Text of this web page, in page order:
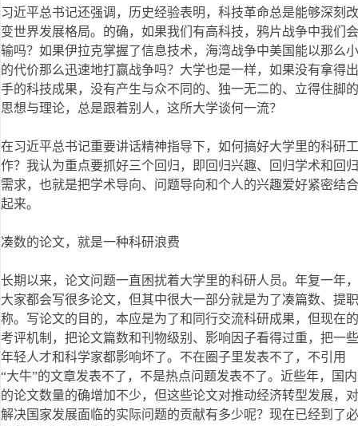
习近平总书记还强调，历史经验表明，科技革命总是能够深刻改
变世界发展格局。的确，如果我们有高科技，鸦片战争中我们会
输吗？如果伊拉克掌握了信息技术，海湾战争中美国能以那么小
的代价那么迅速地打赢战争吗？大学也是一样，如果没有拿得出
手的科技成果，没有产生与众不同的、独一无二的、立得住脚的
思想与理论，总是跟着别人，这所大学谈何一流？
在习近平总书记重要讲话精神指导下，如何搞好大学里的科研工
作？我认为重点要抓好三个回归，即回归兴趣、回归学术和回归
需求，也就是把学术导向、问题导向和个人的兴趣爱好紧密结合
起来。
凑数的论文，就是一种科研浪费
长期以来，论文问题一直困扰着大学里的科研人员。年复一年，
大家都会写很多论文，但其中很大一部分就是为了凑篇数、提职
称。写论文的目的，本应是为了和同行交流科研成果，但现在的
考评机制，把论文篇数和刊物级别、影响因子看得过重，把一些
年轻人才和科学家都影响坏了。不在圈子里发表不了，不引用
“大牛”的文章发表不了，不是热点问题发表不了。近些年，国内
的论文数量的确增加不少，但这些论文对推动经济转型发展，对
解决国家发展面临的实际问题的贡献有多少呢？现在已经到了必